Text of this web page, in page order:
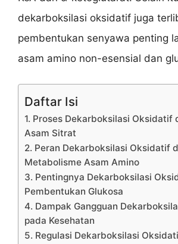
dekarboksilasi oksidatif juga
pembentukan senyawa penting
asam amino non-esensial dan
Daftar Isi
1. Proses Dekarboksilasi Oksidatif
Asam Sitrat
2. Peran Dekarboksilasi Oksidatif
Metabolisme Asam Amino
3. Pentingnya Dekarboksilasi
Pembentukan Glukosa
4. Dampak Gangguan
pada Kesehatan
5. Regulasi Dekarboksilasi